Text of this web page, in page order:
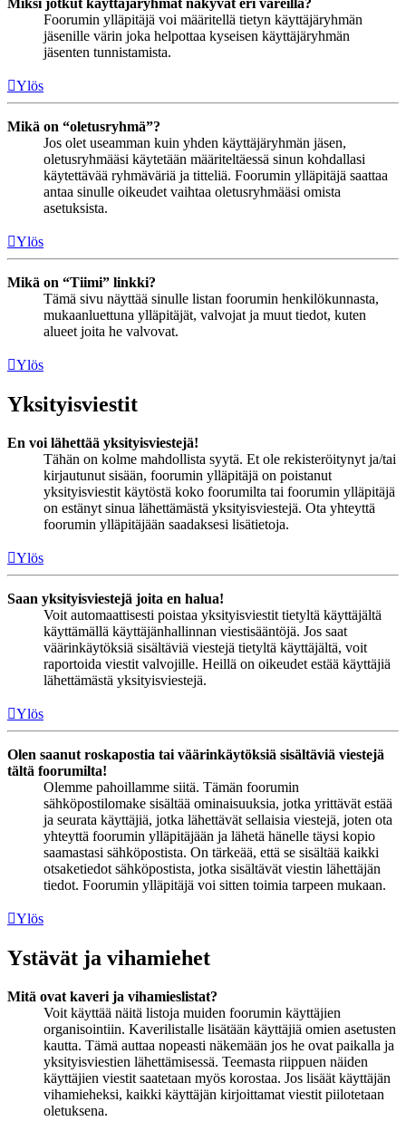
Miksi jotkut käyttäjäryhmät näkyvät eri väreillä?
Foorumin ylläpitäjä voi määritellä tietyn käyttäjäryhmän
jäsenille värin joka helpottaa kyseisen käyttäjäryhmän
jäsenten tunnistamista.
Ylös
Mikä on “oletusryhmä”?
Jos olet useamman kuin yhden käyttäjäryhmän jäsen,
oletusryhmääsi käytetään määriteltäessä sinun kohdallasi
käytettävää ryhmäväriä ja titteliä. Foorumin ylläpitäjä saattaa
antaa sinulle oikeudet vaihtaa oletusryhmääsi omista
asetuksista.
Ylös
Mikä on “Tiimi” linkki?
Tämä sivu näyttää sinulle listan foorumin henkilökunnasta,
mukaanluettuna ylläpitäjät, valvojat ja muut tiedot, kuten
alueet joita he valvovat.
Ylös
Yksityisviestit
En voi lähettää yksityisviestejä!
Tähän on kolme mahdollista syytä. Et ole rekisteröitynyt ja/tai
kirjautunut sisään, foorumin ylläpitäjä on poistanut
yksityisviestit käytöstä koko foorumilta tai foorumin ylläpitäjä
on estänyt sinua lähettämästä yksityisviestejä. Ota yhteyttä
foorumin ylläpitäjään saadaksesi lisätietoja.
Ylös
Saan yksityisviestejä joita en halua!
Voit automaattisesti poistaa yksityisviestit tietyltä käyttäjältä
käyttämällä käyttäjänhallinnan viestisääntöjä. Jos saat
väärinkäytöksiä sisältäviä viestejä tietyltä käyttäjältä, voit
raportoida viestit valvojille. Heillä on oikeudet estää käyttäjiä
lähettämästä yksityisviestejä.
Ylös
Olen saanut roskapostia tai väärinkäytöksiä sisältäviä viestejä
tältä foorumilta!
Olemme pahoillamme siitä. Tämän foorumin
sähköpostilomake sisältää ominaisuuksia, jotka yrittävät estää
ja seurata käyttäjiä, jotka lähettävät sellaisia viestejä, joten ota
yhteyttä foorumin ylläpitäjään ja lähetä hänelle täysi kopio
saamastasi sähköpostista. On tärkeää, että se sisältää kaikki
otsaketiedot sähköpostista, jotka sisältävät viestin lähettäjän
tiedot. Foorumin ylläpitäjä voi sitten toimia tarpeen mukaan.
Ylös
Ystävät ja vihamiehet
Mitä ovat kaveri ja vihamieslistat?
Voit käyttää näitä listoja muiden foorumin käyttäjien
organisointiin. Kaverilistalle lisätään käyttäjiä omien asetusten
kautta. Tämä auttaa nopeasti näkemään jos he ovat paikalla ja
yksityisviestien lähettämisessä. Teemasta riippuen näiden
käyttäjien viestit saatetaan myös korostaa. Jos lisäät käyttäjän
vihamieheksi, kaikki käyttäjän kirjoittamat viestit piilotetaan
oletuksena.